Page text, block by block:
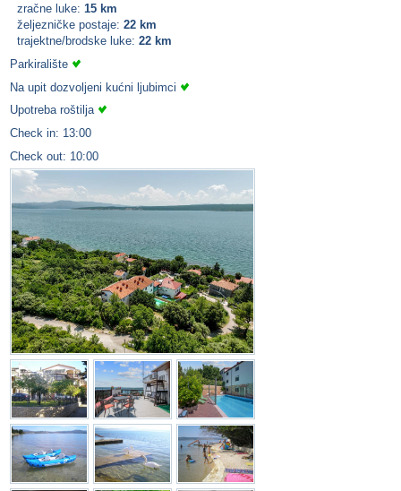
zračne luke: 15 km
željezničke postaje: 22 km
trajektne/brodske luke: 22 km
Parkiralište
Na upit dozvoljeni kućni ljubimci
Upotreba roštilja
Check in: 13:00
Check out: 10:00